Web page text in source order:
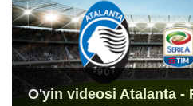
O'yin videosi Atalanta -